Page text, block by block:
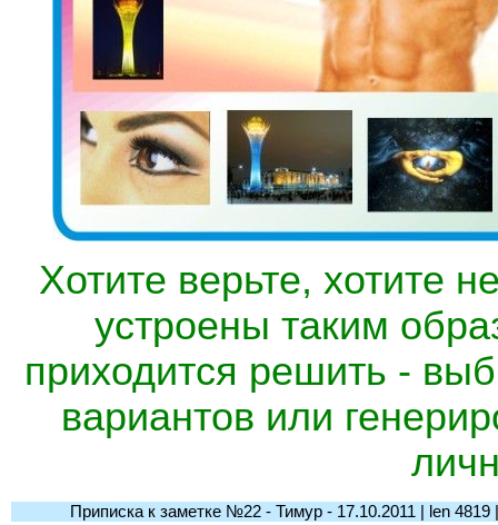
Хотите верьте, хотите
устроены таким
приходится решить -
вариантов или
Приписка к заметке №22 - Тимур - 17.10.2011 | len 4819